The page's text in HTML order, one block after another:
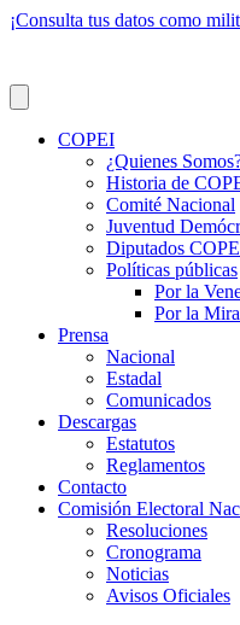
¡Consulta tus datos como
COPEI
¿Quienes
Historia de
Comité Nacional
Juventud
Diputados
Políticas públicas
Por la
Por la
Prensa
Nacional
Estadal
Comunicados
Descargas
Estatutos
Reglamentos
Contacto
Comisión Electoral
Resoluciones
Cronograma
Noticias
Avisos Oficiales